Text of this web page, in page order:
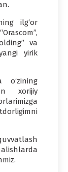
ilg‘or
va
yirik
o‘zining
xorijiy